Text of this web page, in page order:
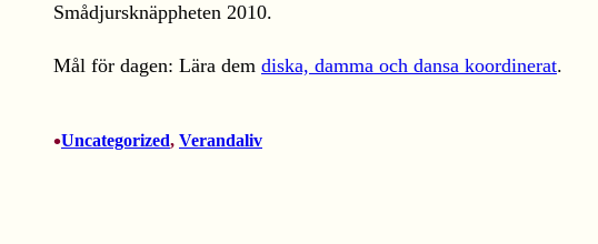
Smådjursknäppheten 2010.
Mål för dagen: Lära dem diska, damma och dansa koordinerat.
•Uncategorized, Verandaliv